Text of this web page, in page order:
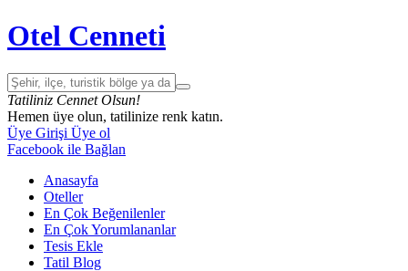
Otel Cenneti
Tatiliniz Cennet Olsun!
Hemen üye olun, tatilinize renk katın.
Üye Girişi Üye ol
Facebook ile Bağlan
Anasayfa
Oteller
En Çok Beğenilenler
En Çok Yorumlananlar
Tesis Ekle
Tatil Blog